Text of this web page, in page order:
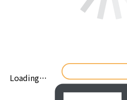
Loading…